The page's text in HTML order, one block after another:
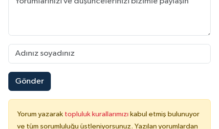
Gönder
Yorum yazarak topluluk kurallarımızı kabul etmiş bulunuyor
ve tüm sorumluluğu üstleniyorsunuz. Yazılan yorumlardan